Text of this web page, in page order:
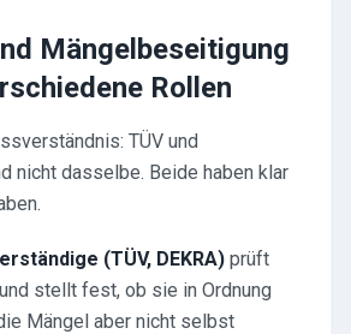
Mängelbeseitigung
Rollen
TÜV und
nicht dasselbe. Beide haben klar
(TÜV, DEKRA) prüft
stellt fest, ob sie in Ordnung
Mängel aber nicht selbst